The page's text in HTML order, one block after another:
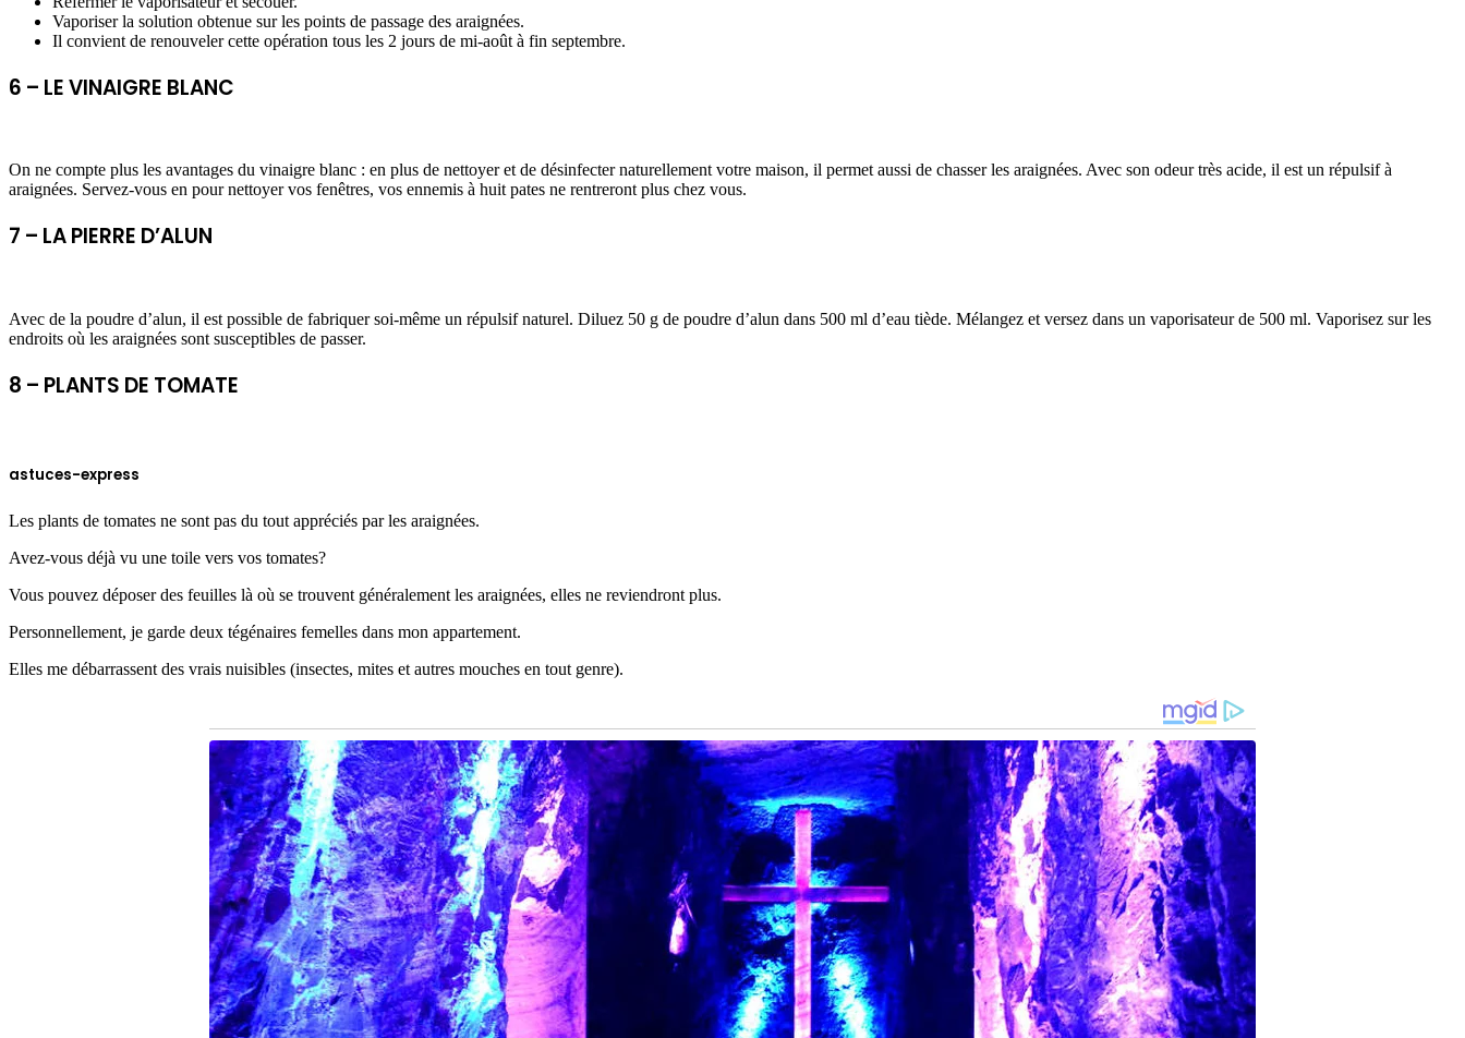
Vaporiser la solution obtenue sur les points de passage des araignées.
Il convient de renouveler cette opération tous les 2 jours de mi-août à fin septembre.
6 – LE VINAIGRE BLANC
On ne compte plus les avantages du vinaigre blanc : en plus de nettoyer et de désinfecter naturellement votre maison, il permet aussi de chasser les araignées. Avec son odeur très acide, il est un répulsif à
araignées. Servez-vous en pour nettoyer vos fenêtres, vos ennemis à huit pates ne rentreront plus chez vous.
7 – LA PIERRE D’ALUN
Avec de la poudre d’alun, il est possible de fabriquer soi-même un répulsif naturel. Diluez 50 g de poudre d’alun dans 500 ml d’eau tiède. Mélangez et versez dans un vaporisateur de 500 ml. Vaporisez sur les
endroits où les araignées sont susceptibles de passer.
8 – PLANTS DE TOMATE
astuces-express
Les plants de tomates ne sont pas du tout appréciés par les araignées.
Avez-vous déjà vu une toile vers vos tomates?
Vous pouvez déposer des feuilles là où se trouvent généralement les araignées, elles ne reviendront plus.
Personnellement, je garde deux tégénaires femelles dans mon appartement.
Elles me débarrassent des vrais nuisibles (insectes, mites et autres mouches en tout genre).